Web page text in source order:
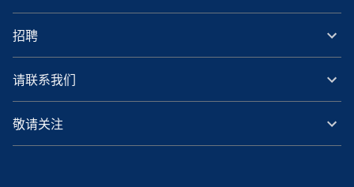
招聘
请联系我们
敬请关注